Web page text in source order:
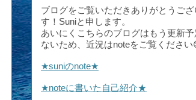
ブログをご覧いただきありがとうござ
す！Suniと申します。
あいにくこちらのブログはもう更新
ないため、近況はnoteをご覧ください
★suniのnote★
★noteに書いた自己紹介★